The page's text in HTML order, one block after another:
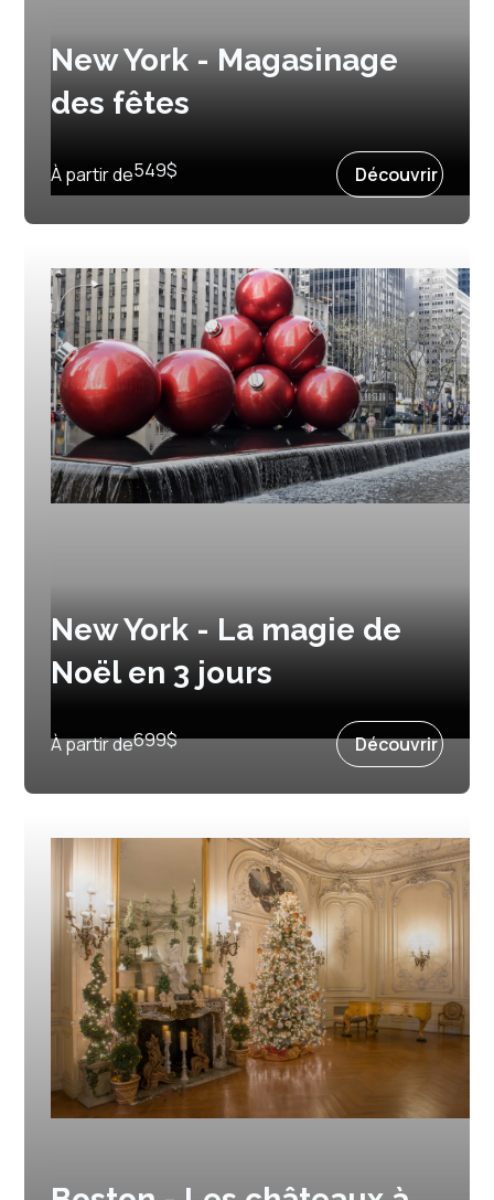
New York - Magasinage
des fêtes
10 décembre 2027
À partir de549$ Découvrir
New York - La magie de
Noël en 3 jours
23 décembre 2026
À partir de699$ Découvrir